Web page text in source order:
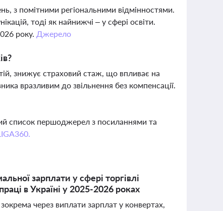
з помітними регіональними відмінностями.
тоді як найнижчі – у сфері освіти.
року. Джерело
знижує страховий стаж, що впливає на
вразливим до звільнення без компенсації.
список першоджерел з посиланнями та
зарплати у сфері торгівлі
в Україні у 2025-2026 роках
через виплати зарплат у конвертах,